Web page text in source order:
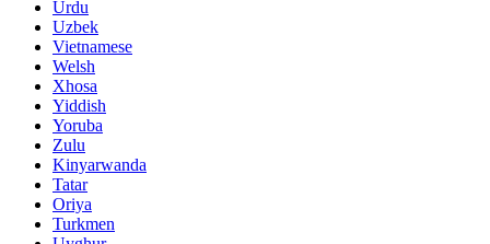
Urdu
Uzbek
Vietnamese
Welsh
Xhosa
Yiddish
Yoruba
Zulu
Kinyarwanda
Tatar
Oriya
Turkmen